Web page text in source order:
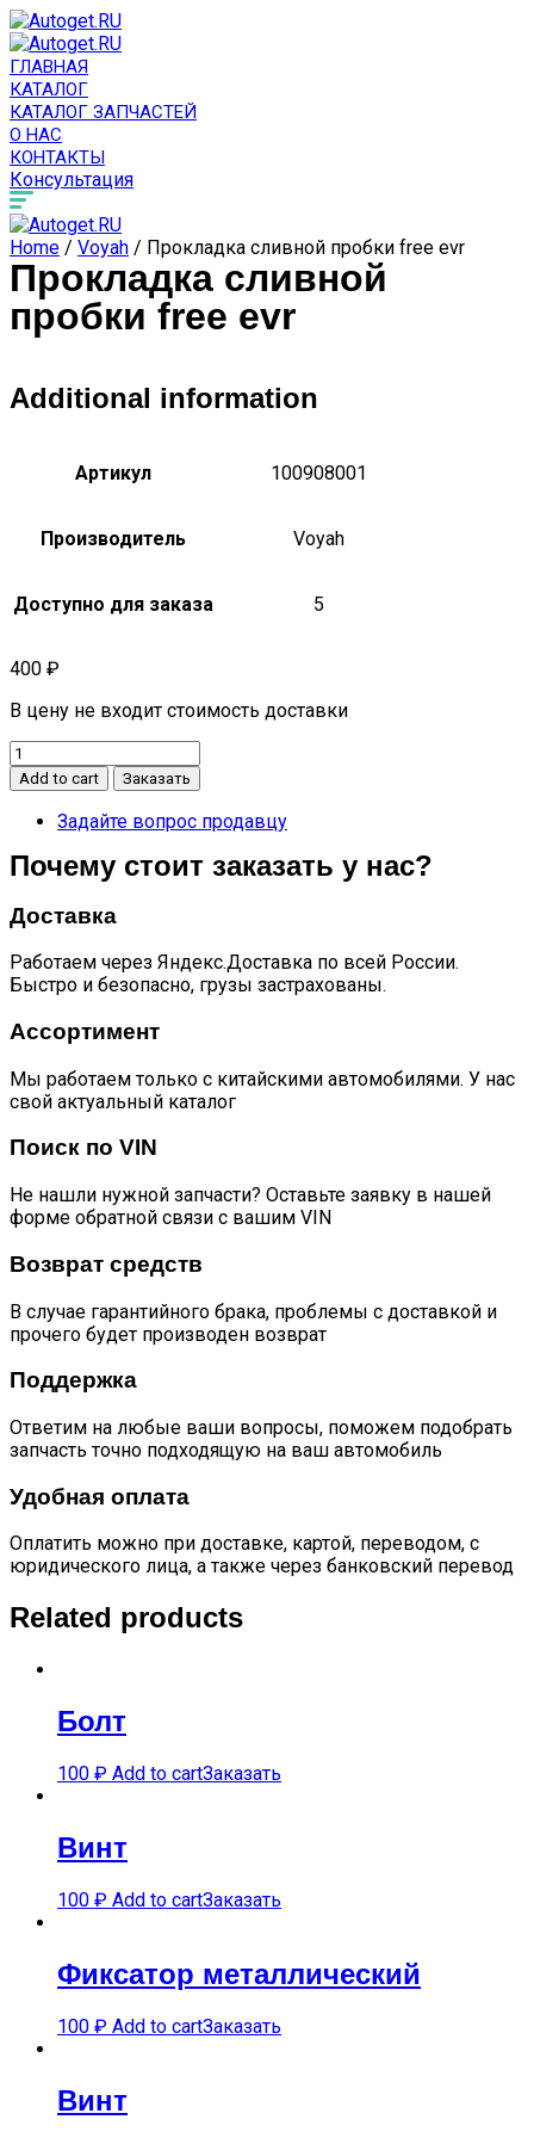
ГЛАВНАЯ
КАТАЛОГ
КАТАЛОГ ЗАПЧАСТЕЙ
О НАС
КОНТАКТЫ
Консультация
Home / Voyah / Прокладка сливной пробки free evr
Прокладка сливной
пробки free evr
Additional information
Артикул 100908001
Производитель Voyah
Доступно для заказа 5
400 ₽
В цену не входит стоимость доставки
Прокладка
сливной
пробки
free
quantity
Add to cart Заказать
Задайте вопрос продавцу
Почему стоит заказать у нас?
Доставка
Работаем через Яндекс.Доставка по всей России.
Быстро и безопасно, грузы застрахованы.
Ассортимент
Мы работаем только с китайскими автомобилями. У нас
свой актуальный каталог
Поиск по VIN
Не нашли нужной запчасти? Оставьте заявку в нашей
форме обратной связи с вашим VIN
Возврат средств
В случае гарантийного брака, проблемы с доставкой и
прочего будет производен возврат
Поддержка
Ответим на любые ваши вопросы, поможем подобрать
запчасть точно подходящую на ваш автомобиль
Удобная оплата
Оплатить можно при доставке, картой, переводом, с
юридического лица, а также через банковский перевод
Related products
Болт
100 ₽ Add to cartЗаказать
Винт
100 ₽ Add to cartЗаказать
Фиксатор металлический
100 ₽ Add to cartЗаказать
Винт